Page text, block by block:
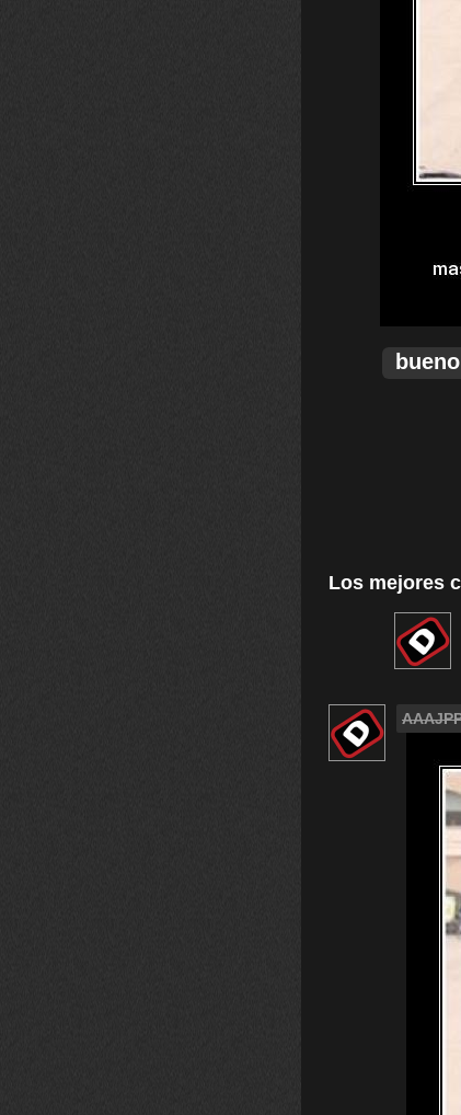
bueno
Los mejores